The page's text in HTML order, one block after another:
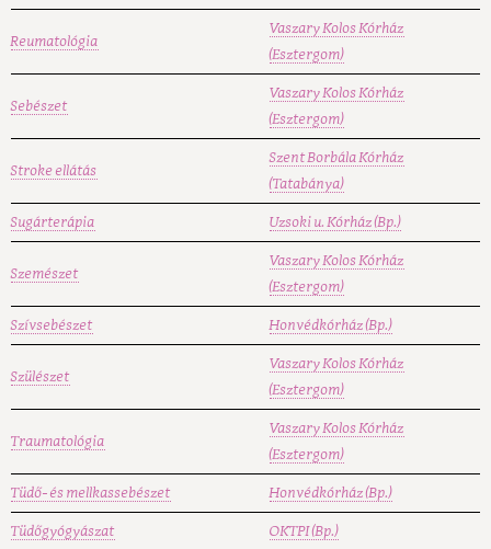
Reumatológia
Vaszary Kolos Kórház
(Esztergom)
Sebészet
Vaszary Kolos Kórház
(Esztergom)
Stroke ellátás
Szent Borbála Kórház
(Tatabánya)
Sugárterápia Uzsoki u. Kórház (Bp.)
Szemészet
Vaszary Kolos Kórház
(Esztergom)
Szívsebészet Honvédkórház (Bp.)
Szülészet
Vaszary Kolos Kórház
(Esztergom)
Traumatológia
Vaszary Kolos Kórház
(Esztergom)
Tüdő- és mellkassebészet Honvédkórház (Bp.)
Tüdőgyógyászat OKTPI (Bp.)